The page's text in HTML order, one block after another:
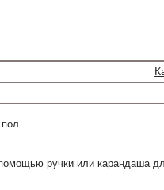
помощью ручки или карандаша